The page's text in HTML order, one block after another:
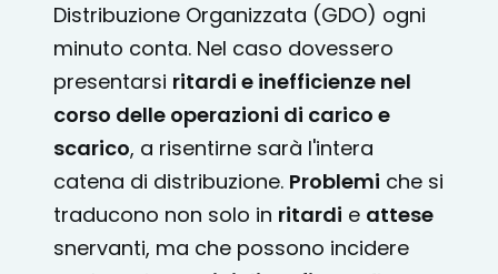
Distribuzione Organizzata (GDO) ogni
minuto conta. Nel caso dovessero
presentarsi ritardi e inefficienze nel
corso delle operazioni di carico e
scarico, a risentirne sarà l'intera
catena di distribuzione. Problemi che si
traducono non solo in ritardi e attese
snervanti, ma che possono incidere